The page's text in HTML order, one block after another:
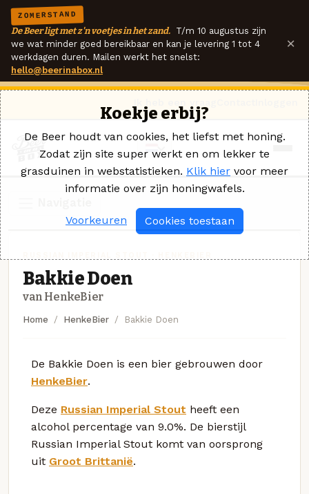
ZOMERSTAND
De Beer ligt met z'n voetjes in het zand. T/m 10 augustus zijn
we wat minder goed bereikbaar en kan je levering 1 tot 4
werkdagen duren. Mailen werkt het snelst:
hello@beerinabox.nl
×
Bakkie Doen
van HenkeBier
Home HenkeBier Bakkie Doen
De Bakkie Doen is een bier gebrouwen door
HenkeBier.
Deze Russian Imperial Stout heeft een
alcohol percentage van 9.0%. De bierstijl
Russian Imperial Stout komt van oorsprong
uit Groot Brittanië.
Koekje erbij?
De Beer houdt van cookies, het liefst met honing.
Zodat zijn site super werkt en om lekker te
grasduinen in webstatistieken. Klik hier voor meer
informatie over zijn honingwafels.
Voorkeuren Cookies toestaan